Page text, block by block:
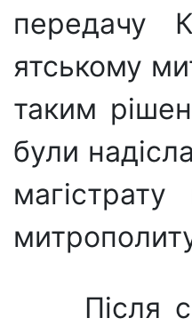
передачу
ятському
таким
були
Після